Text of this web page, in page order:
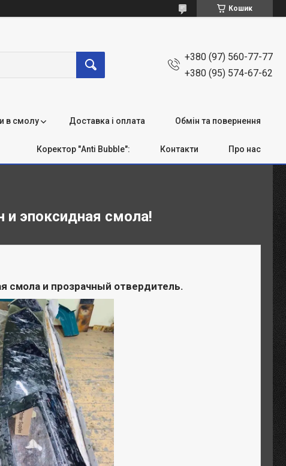
Кошик
+380 (97) 560-77-77
+380 (95) 574-67-62
в смолу Доставка і оплата Обмін та повернення
Коректор "Anti Bubble": Контакти Про нас
и эпоксидная смола!
смола и прозрачный отвердитель.